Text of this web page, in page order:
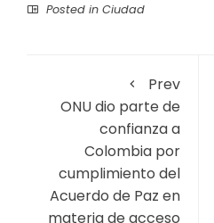
Posted in Ciudad
Prev
ONU dio parte de
confianza a
Colombia por
cumplimiento del
Acuerdo de Paz en
materia de acceso